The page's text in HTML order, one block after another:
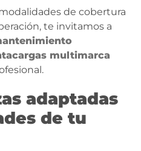
de cobertura
te invitamos a
multimarca
adaptadas
de tu